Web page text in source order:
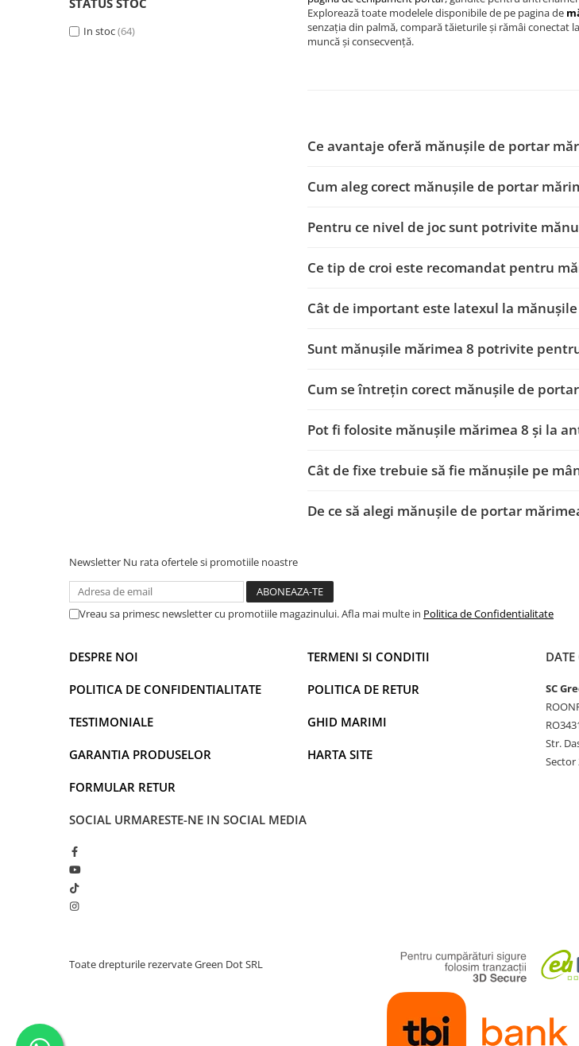
STATUS STOC
In stoc(64)
Explorează toate modelele disponibile de pe pagina de
senzația din palmă, compară tăieturile și rămâi conectat
muncă și consecvență.
Ce avantaje oferă mănușile de portar
Cum aleg corect mănușile de portar
Pentru ce nivel de joc sunt potrivite
Ce tip de croi este recomandat pentru
Cât de important este latexul la
Sunt mănușile mărimea 8 potrivite
Cum se întrețin corect mănușile de
Pot fi folosite mănușile mărimea 8 și la
Cât de fixe trebuie să fie mănușile pe
De ce să alegi mănușile de portar
Newsletter Nu rata ofertele si promotiile noastre
Vreau sa primesc newsletter cu promotiile magazinului. Afla mai multe in Politica de Confidentialitate
DESPRE NOI
POLITICA DE CONFIDENTIALITATE
TESTIMONIALE
GARANTIA PRODUSELOR
FORMULAR RETUR
TERMENI SI CONDITII
POLITICA DE RETUR
GHID MARIMI
HARTA SITE
SC
Str.
Sector
SOCIAL URMARESTE-NE IN SOCIAL MEDIA
Toate drepturile rezervate Green Dot SRL